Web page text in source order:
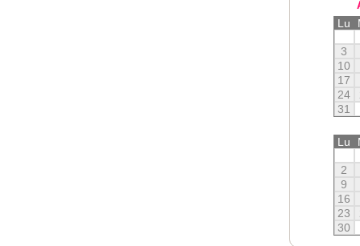
Lu
3
10
17
24
31
Lu
2
9
16
23
30